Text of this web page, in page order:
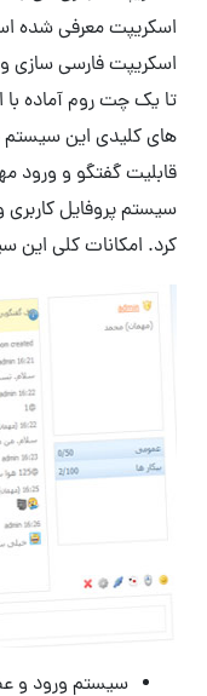
اسکریپت معرفی شده
اسکریپت فارسی سازی
تا یک چت روم آماده با
های کلیدی این سیستم
قابلیت گفتگو و ورود
سیستم پروفایل
کرد. امکانات کلی این
سیستم ورود و